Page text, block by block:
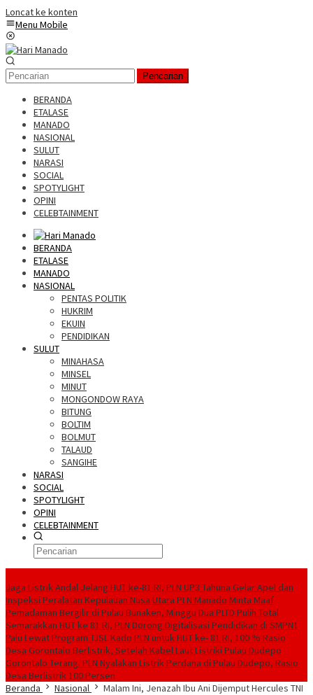
Loncat ke konten
Menu Mobile
Pencarian
BERANDA
ETALASE
MANADO
NASIONAL
SULUT
NARASI
SOCIAL
SPOTYLIGHT
OPINI
CELEBTAINMENT
BERANDA
ETALASE
MANADO
NASIONAL
PENTAS POLITIK
HUKRIM
EKUIN
PENDIDIKAN
SULUT
MINAHASA
MINSEL
MINUT
MONGONDOW RAYA
BITUNG
BOLTIM
BOLMUT
TALAUD
SANGIHE
NARASI
SOCIAL
SPOTYLIGHT
OPINI
CELEBTAINMENT
Jaga Listrik Andal Jelang HUT ke-81 RI, PLN UP3 Tahuna Gelar Apel dan
Inspeksi Peralatan Kepulauan Nusa Utara PLN Manado Minta Maaf
Pemadaman Bergilir di Pulau Bunaken, Minggu Dua PLTD Pulih Total
Semarakkan HUT ke 81 RI, PLN Dorong Digitalisasi Pendidikan di SMPN1
Palu Lewat Program TJSLKado PLN untuk HUT ke- 81 RI, 100 % Rasio
Desa Gorontalo Berlistrik, Setelah Kabel Laut Listriki Pulau Dudepo
Gorontalo Terang. PLN Nyalakan Listrik Perdana di Pulau Dudepo, Rasio
Desa Berlistrik 100 Persen
Beranda
Nasional Malam Ini, Jenazah Ibu Ani Dijemput Hercules TNI